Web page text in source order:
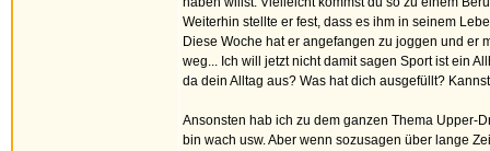
Weiterhin stellte er fest, dass es ihm in seinem
Diese Woche hat er angefangen zu joggen und er
weg... Ich will jetzt nicht damit sagen Sport ist ein
da dein Alltag aus? Was hat dich ausgefüllt?
Ansonsten hab ich zu dem ganzen Thema Upper-
bin wach usw. Aber wenn sozusagen über lange